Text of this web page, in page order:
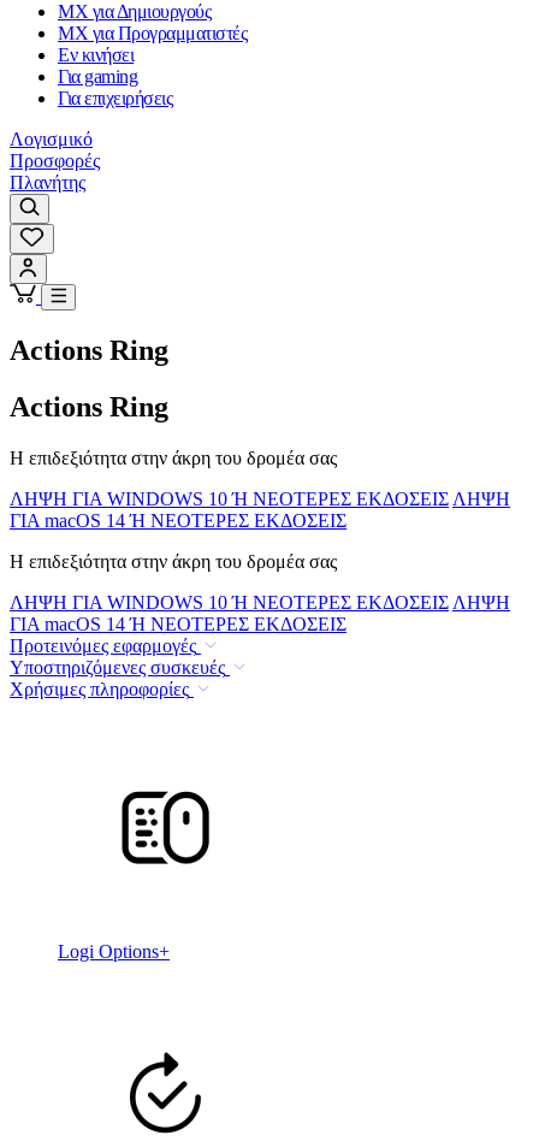
MX για Δημιουργούς
MX για Προγραμματιστές
Εν κινήσει
Για gaming
Για επιχειρήσεις
Λογισμικό
Προσφορές
Πλανήτης
Actions Ring
Actions Ring
Η επιδεξιότητα στην άκρη του δρομέα σας
ΛΗΨΗ ΓΙΑ WINDOWS 10 Ή ΝΕΟΤΕΡΕΣ ΕΚΔΟΣΕΙΣ ΛΗΨΗ
ΓΙΑ macOS 14 Ή ΝΕΟΤΕΡΕΣ ΕΚΔΟΣΕΙΣ
Η επιδεξιότητα στην άκρη του δρομέα σας
ΛΗΨΗ ΓΙΑ WINDOWS 10 Ή ΝΕΟΤΕΡΕΣ ΕΚΔΟΣΕΙΣ ΛΗΨΗ
ΓΙΑ macOS 14 Ή ΝΕΟΤΕΡΕΣ ΕΚΔΟΣΕΙΣ
Προτεινόμες εφαρμογές
Υποστηριζόμενες συσκευές
Χρήσιμες πληροφορίες
Logi Options+